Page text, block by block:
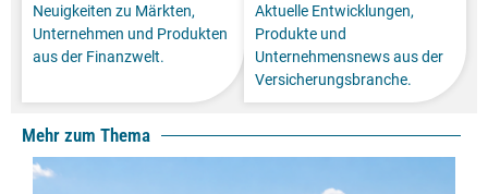
Neuigkeiten zu Märkten,
Unternehmen und Produkten
aus der Finanzwelt.
Aktuelle Entwicklungen,
Produkte und
Unternehmensnews aus der
Versicherungsbranche.
Mehr zum Thema